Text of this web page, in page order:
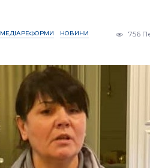
МЕДІАРЕФОРМИ НОВИНИ 756